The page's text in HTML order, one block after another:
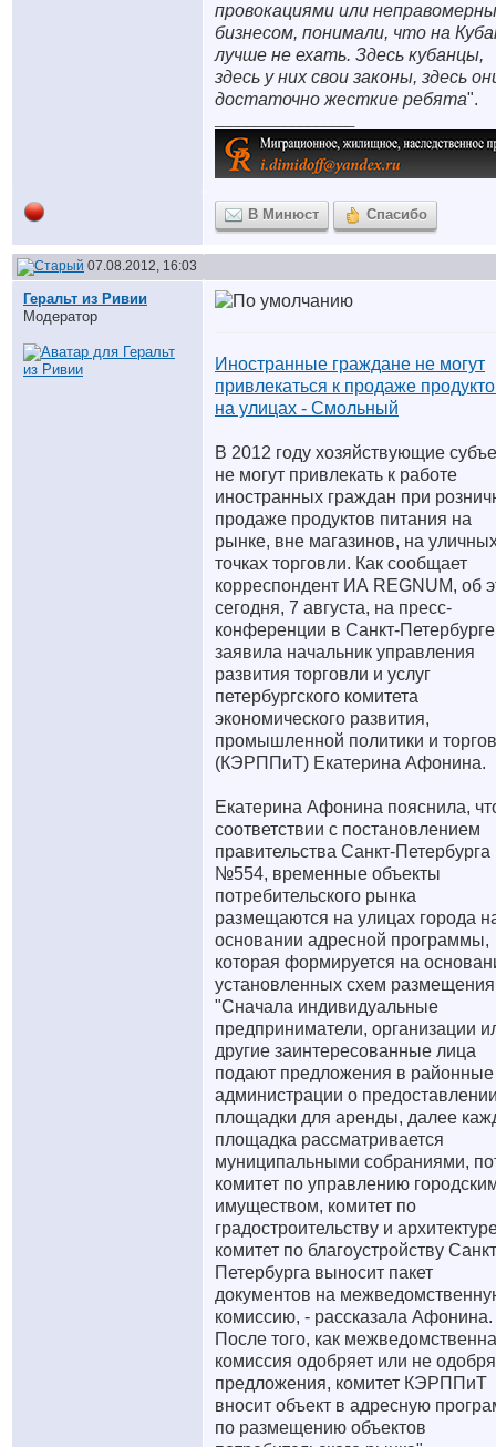
провокациями или
бизнесом, понимали, что на
лучше не ехать. Здесь кубанцы,
здесь у них свои законы, здесь
достаточно жесткие ребята".
В Минюст Спасибо
07.08.2012, 16:03
Геральт из Ривии
Модератор
Иностранные граждане не могут
привлекаться к продаже
на улицах - Смольный
В 2012 году хозяйствующие
не могут привлекать к работе
иностранных граждан при
продаже продуктов питания на
рынке, вне магазинов, на
точках торговли. Как сообщает
корреспондент ИА REGNUM, об
сегодня, 7 августа, на пресс-
конференции в Санкт-Петербурге
заявила начальник управления
развития торговли и услуг
петербургского комитета
экономического развития,
промышленной политики и
(КЭРППиТ) Екатерина Афонина.
Екатерина Афонина пояснила,
соответствии с постановлением
правительства Санкт-Петербурга
№554, временные объекты
потребительского рынка
размещаются на улицах города
основании адресной программы,
которая формируется на
установленных схем
"Сначала индивидуальные
предприниматели, организации
другие заинтересованные лица
подают предложения в районные
администрации о
площадки для аренды, далее
площадка рассматривается
муниципальными собраниями,
комитет по управлению
имуществом, комитет по
градостроительству и
комитет по благоустройству
Петербурга выносит пакет
документов на
комиссию, - рассказала Афонина.
После того, как
комиссия одобряет или не
предложения, комитет КЭРППиТ
вносит объект в адресную
по размещению объектов